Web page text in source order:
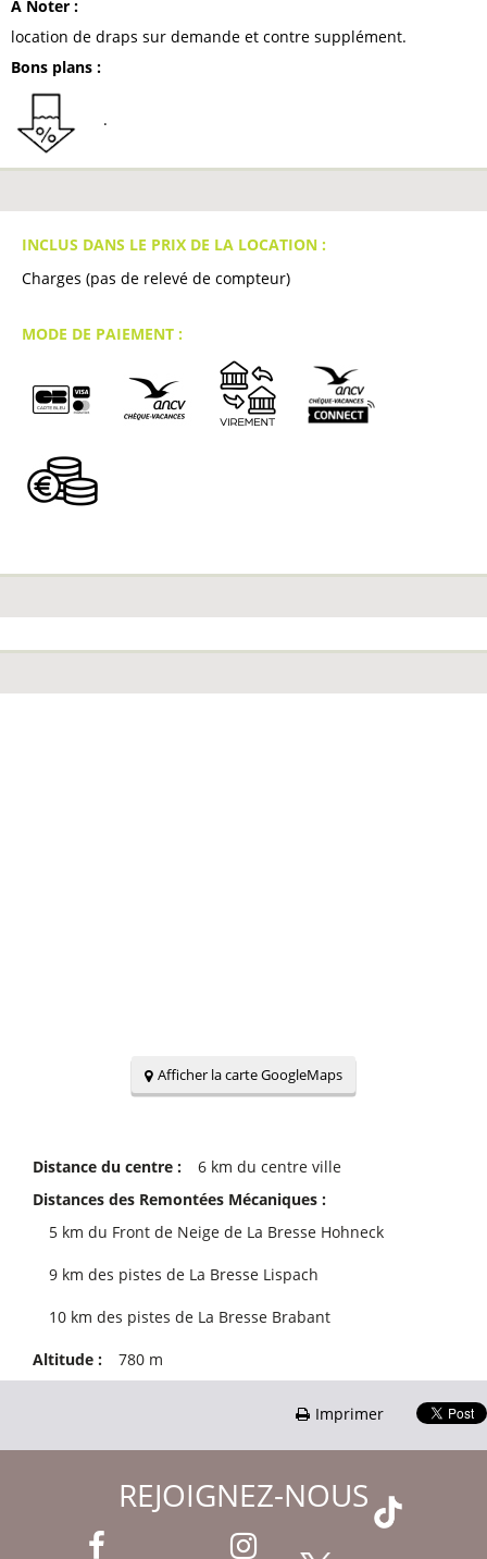
A Noter :
location de draps sur demande et contre supplément
Bons plans :
INCLUS DANS LE PRIX DE LA LOCATION :
Charges (pas de relevé de compteur)
MODE DE PAIEMENT :
Afficher la carte GoogleMaps
Distance du centre : 6 km du centre ville
Distances des Remontées Mécaniques :
5 km du Front de Neige de La Bresse Hohneck
9 km des pistes de La Bresse Lispach
10 km des pistes de La Bresse Brabant
Altitude : 780 m
Imprimer
REJOIGNEZ-NOUS